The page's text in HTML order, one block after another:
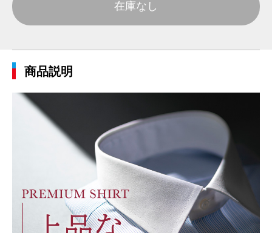
在庫なし
商品説明